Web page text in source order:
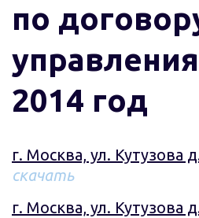
по
2014 год
г. Москва, ул. Кутузова
скачать
г. Москва, ул. Кутузова